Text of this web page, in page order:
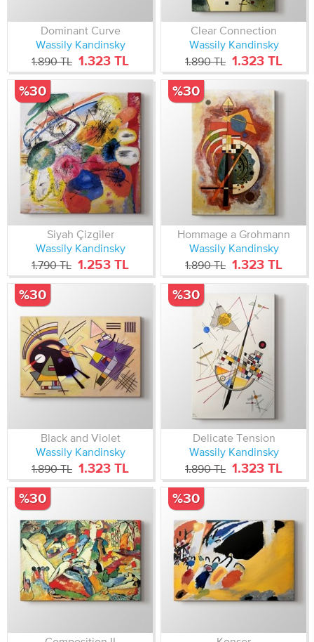
Dominant Curve
Wassily Kandinsky
1.890 TL 1.323 TL
Clear Connection
Wassily Kandinsky
1.890 TL 1.323 TL
Siyah Çizgiler
Wassily Kandinsky
1.790 TL 1.253 TL
%30
Hommage a Grohmann
Wassily Kandinsky
1.890 TL 1.323 TL
%30
Black and Violet
Wassily Kandinsky
1.890 TL 1.323 TL
%30
Delicate Tension
Wassily Kandinsky
1.890 TL 1.323 TL
%30
%30 %30